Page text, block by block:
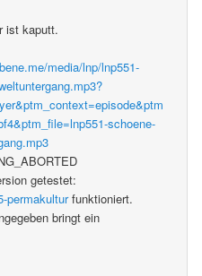
ist kaputt.
media/lnp/lnp551-
schoene-
getestet:
permakulturfunktioniert.
bringt ein